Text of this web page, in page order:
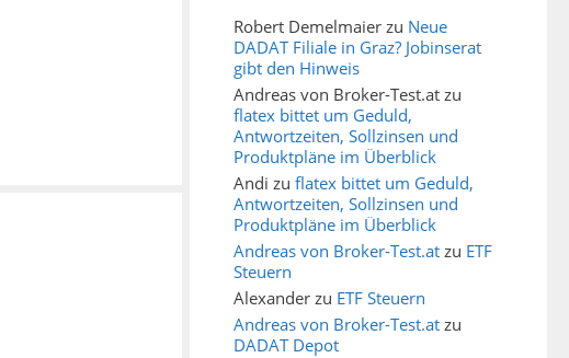
Robert Demelmaier zu Neue
DADAT Filiale in Graz? Jobinserat
gibt den Hinweis
Andreas von Broker-Test.at zu
flatex bittet um Geduld,
Antwortzeiten, Sollzinsen und
Produktpläne im Überblick
Andi zu flatex bittet um Geduld,
Antwortzeiten, Sollzinsen und
Produktpläne im Überblick
Andreas von Broker-Test.at zu ETF
Steuern
Alexander zu ETF Steuern
Andreas von Broker-Test.at zu
DADAT Depot